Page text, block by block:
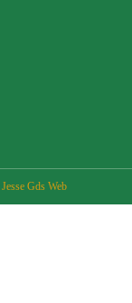
Jesse Gds Web